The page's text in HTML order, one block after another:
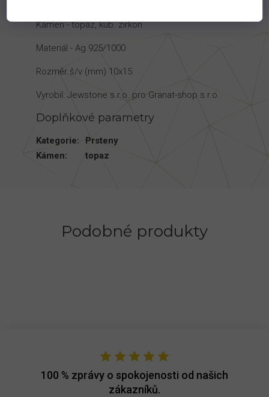
Kámen - topaz, kub. zirkon
Materiál - Ag 925/1000
Rozměr š/v (mm) 10x15
Vyrobil: Jewstone s.r.o. pro Granat-shop s.r.o.
Doplňkové parametry
Kategorie:
Prsteny
Kámen: topaz
Podobné produkty
100 % zprávy o spokojenosti od našich
zákazníků.